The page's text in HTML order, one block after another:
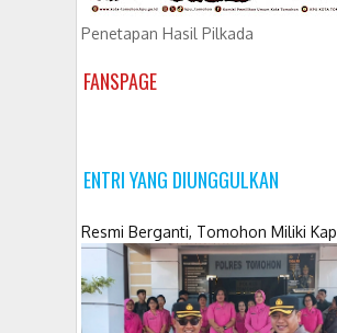
Penetapan Hasil Pilkada
FANSPAGE
ENTRI YANG DIUNGGULKAN
Resmi Berganti, Tomohon Miliki